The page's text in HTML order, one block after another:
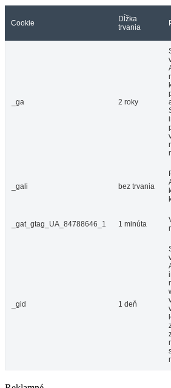
Cookie
Dĺžka
trvania
_ga 2 roky
_gali bez trvania
_gat_gtag_UA_84788646_1 1 minúta
_gid 1 deň